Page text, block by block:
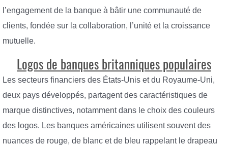
l’engagement de la banque à bâtir une communauté de
clients, fondée sur la collaboration, l’unité et la croissance
mutuelle.
Logos de banques britanniques populaires
Les secteurs financiers des États-Unis et du Royaume-Uni,
deux pays développés, partagent des caractéristiques de
marque distinctives, notamment dans le choix des couleurs
des logos. Les banques américaines utilisent souvent des
nuances de rouge, de blanc et de bleu rappelant le drapeau